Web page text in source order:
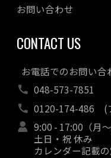
お問い合わせ
CONTACT US
お電話でのお問い
048-573-7851
0120-174-486 (
9:00 - 17:00（月～
土日・祝 休み
カレンダー記載